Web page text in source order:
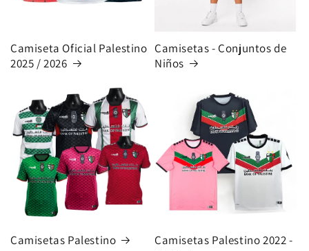
Camiseta Oficial Palestino
2025 / 2026
Camisetas - Conjuntos de
Niños
Camisetas Palestino
Camisetas Palestino 2022 -